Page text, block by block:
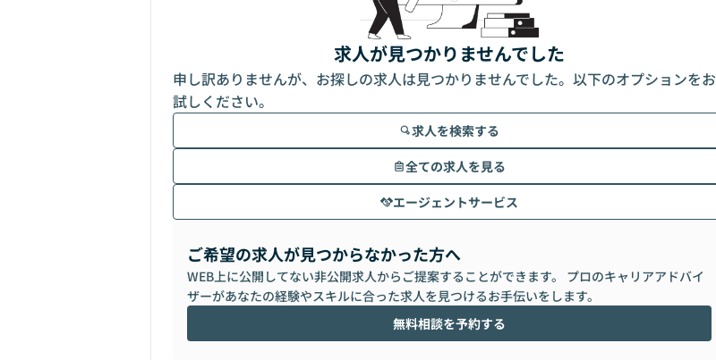
求人が見つかりませんでした
申し訳ありませんが、お探しの求人は見つかりませんでした。以下のオプションをお
試しください。
求人を検索する
全ての求人を見る
エージェントサービス
ご希望の求人が見つからなかった方へ
WEB上に公開してない非公開求人からご提案することができます。 プロのキャリアアドバイ
ザーがあなたの経験やスキルに合った求人を見つけるお手伝いをします。
無料相談を予約する